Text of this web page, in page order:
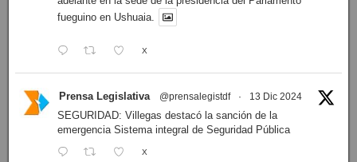
fueguino en Ushuaia.
X
Prensa Legislativa @prensalegistdf · 13 Dic 2024
SEGURIDAD: Villegas destacó la sanción de la
emergencia Sistema integral de Seguridad Pública
X